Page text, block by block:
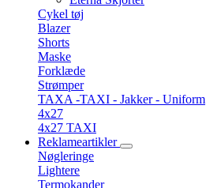
Cykel tøj
Blazer
Shorts
Maske
Forklæde
Strømper
TAXA -TAXI - Jakker - Uniform
4x27
4x27 TAXI
Reklameartikler
Nøgleringe
Lightere
Termokander